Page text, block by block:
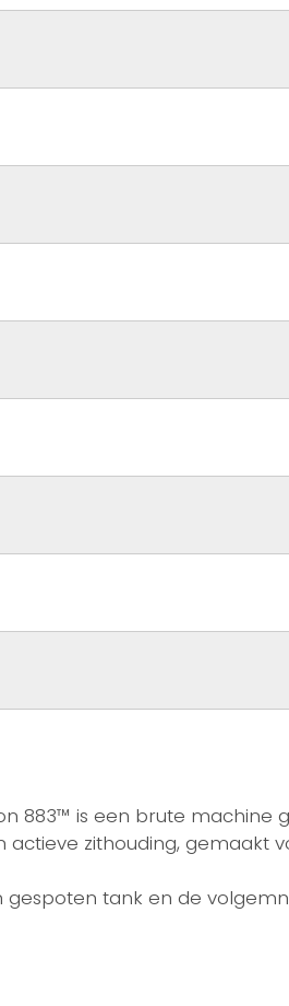
883™ is een brute machine
zithouding, gemaakt
gespoten tank en de